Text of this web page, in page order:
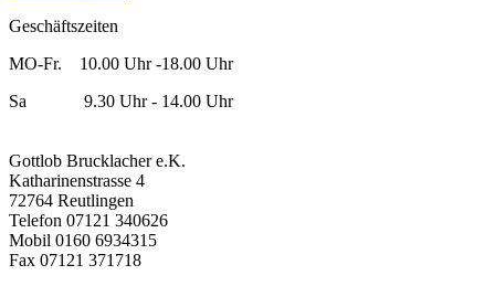
Geschäftszeiten
MO-Fr. 10.00 Uhr -18.00 Uhr
Sa 9.30 Uhr - 14.00 Uhr
Gottlob Brucklacher e.K.
Katharinenstrasse 4
72764 Reutlingen
Telefon 07121 340626
Mobil 0160 6934315
Fax 07121 371718